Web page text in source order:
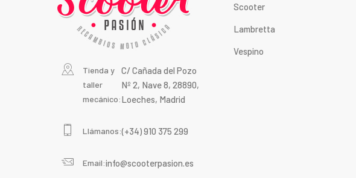
Tienda y
taller
mecánico:
C/ Cañada del Pozo
Nº 2, Nave 8, 28890,
Loeches, Madrid
Llámanos:(+34) 910 375 299
Email:info@scooterpasion.es
Scooter
Lambretta
Vespino